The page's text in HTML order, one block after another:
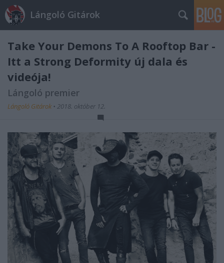
Lángoló Gitárok
Take Your Demons To A Rooftop Bar -
Itt a Strong Deformity új dala és
videója!
Lángoló premier
Lángoló Gitárok • 2018. október 12.